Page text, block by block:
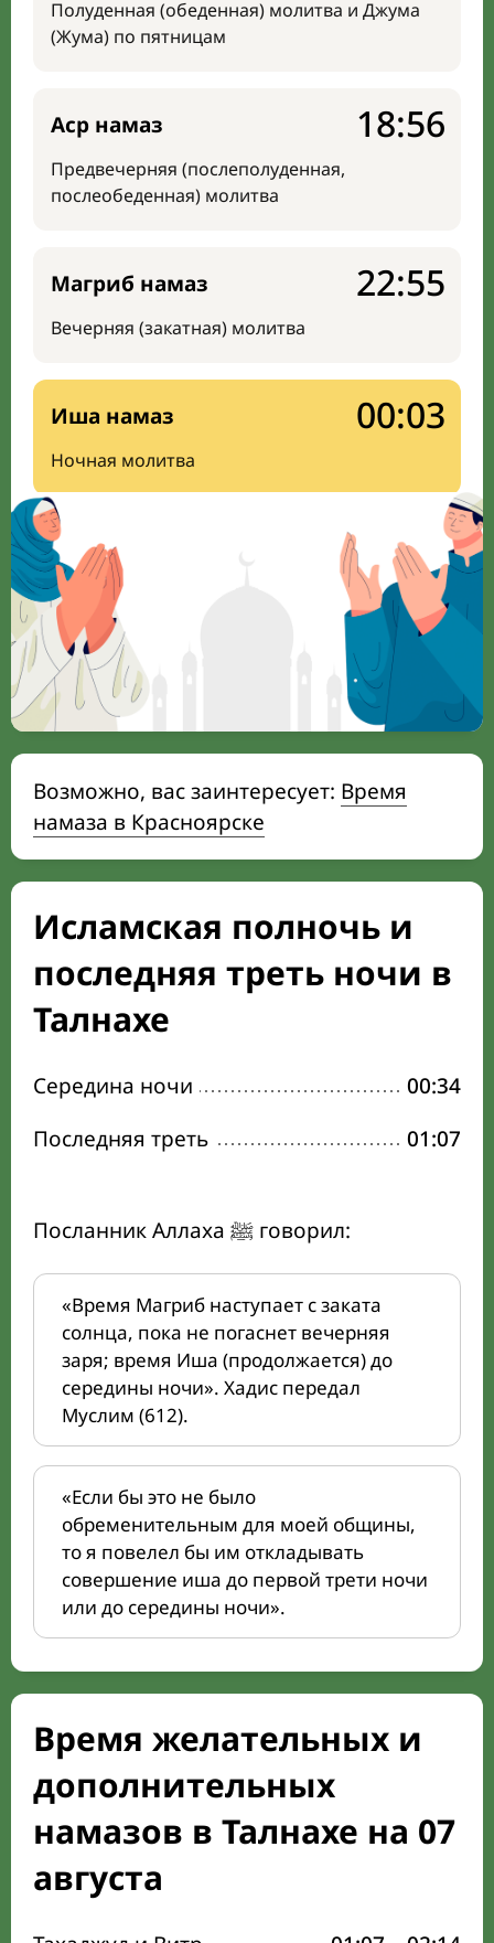
Полуденная (обеденная) молитва и Джума
(Жума) по пятницам
Аср намаз
Предвечерняя (послеполуденная,
послеобеденная) молитва
18:56
Магриб намаз
Вечерняя (закатная) молитва
22:55
Иша намаз
Ночная молитва
00:03
Возможно, вас заинтересует: Время
намаза в Красноярске
Исламская полночь и
последняя треть ночи в
Талнахе
Середина ночи
00:34
Последняя треть
01:07
Посланник Аллаха ﷺ говорил:
«Время Магриб наступает с заката
солнца, пока не погаснет вечерняя
заря; время Иша (продолжается) до
середины ночи». Хадис передал
Муслим (612).
«Если бы это не было
обременительным для моей общины,
то я повелел бы им откладывать
совершение иша до первой трети ночи
или до середины ночи».
Время желательных и
дополнительных
намазов в Талнахе на 07
августа